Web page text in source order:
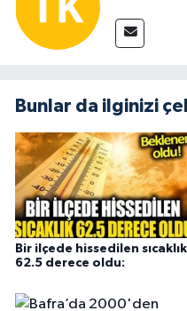
Bunlar da ilginizi
Bir ilçede hissedilen sıcaklık
62.5 derece oldu: